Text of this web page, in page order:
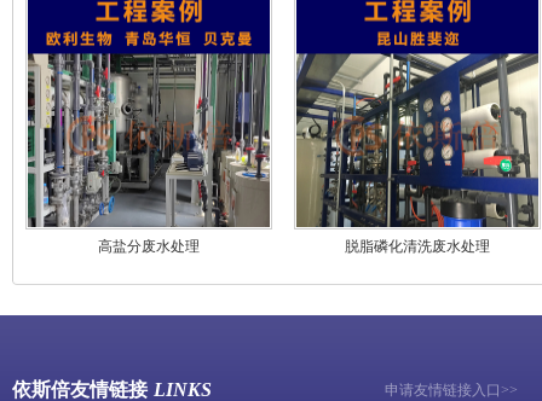
高盐分废水处理 脱脂磷化清洗废水处理
依斯倍友情链接 LINKS 申请友情链接入口>>